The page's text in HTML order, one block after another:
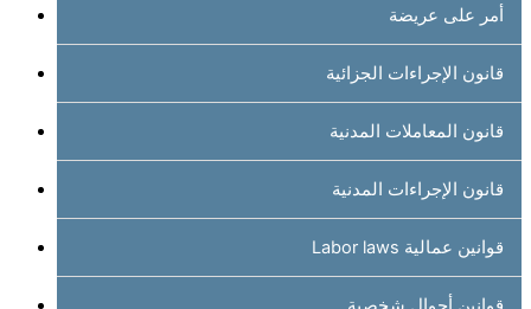
أمر على عريضة
قانون الإجراءات الجزائية
قانون المعاملات المدنية
قانون الإجراءات المدنية
قوانين عمالية Labor laws